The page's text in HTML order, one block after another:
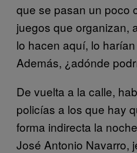
que se pasan un poco
juegos que organizan,
lo hacen aquí, lo
Además, ¿adónde
De vuelta a la calle,
policías a los que hay
forma indirecta la
José Antonio Navarro,